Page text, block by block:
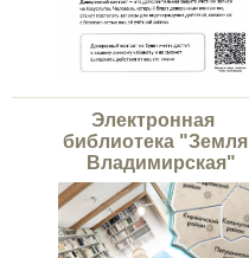
Электронная
библиотека "Земля
Владимирская"